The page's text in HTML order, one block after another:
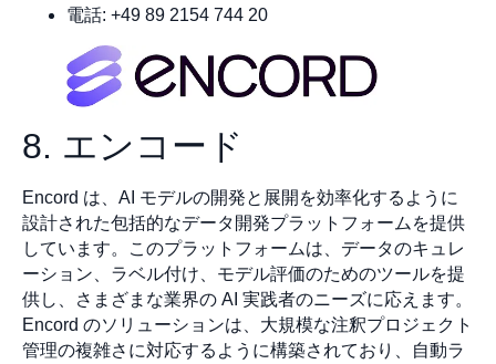
電話: +49 89 2154 744 20
8. エンコード
Encord は、AI モデルの開発と展開を効率化するように
設計された包括的なデータ開発プラットフォームを提供
しています。このプラットフォームは、データのキュレ
ーション、ラベル付け、モデル評価のためのツールを提
供し、さまざまな業界の AI 実践者のニーズに応えます。
Encord のソリューションは、大規模な注釈プロジェクト
管理の複雑さに対応するように構築されており、自動ラ